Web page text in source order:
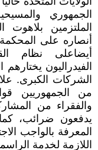
الجمهوري
الملتزمين
أنصاره على
أيضاعلى نظام
الفيدراليون
الشركات الكبرى.
من الجمهوريين
والفقراء من
يدفعون ضرائب،
المعرفة بالواجب
اللازمة لخدمة